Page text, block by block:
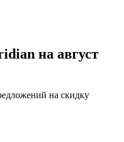
на август
на скидку